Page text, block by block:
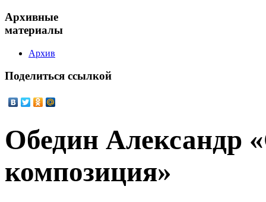
Архивные
материалы
Архив
Поделиться ссылкой
Обедин Александр
композиция»